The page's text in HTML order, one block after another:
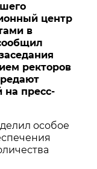
центр
в
ректоров
на пресс-
особое